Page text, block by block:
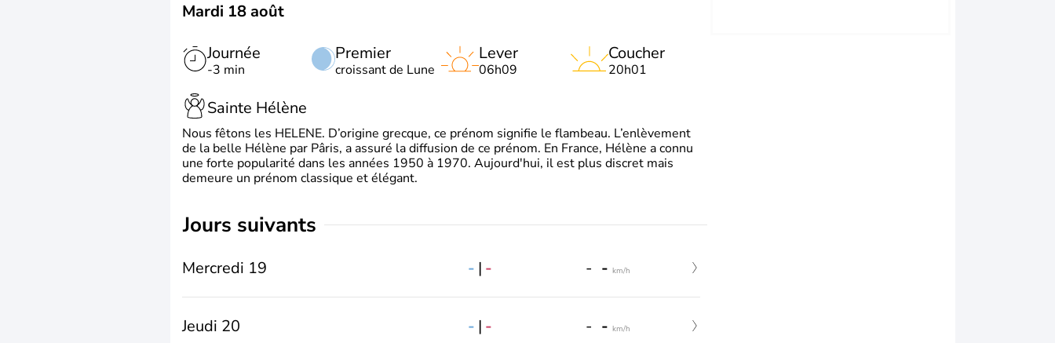
Mardi 18 août
Journée
-3 min
Premier
croissant de Lune
Lever
06h09
Coucher
20h01
Sainte Hélène
Nous fêtons les HELENE. D’origine grecque, ce prénom signifie le flambeau. L’enlèvement
de la belle Hélène par Pâris, a assuré la diffusion de ce prénom. En France, Hélène a connu
une forte popularité dans les années 1950 à 1970. Aujourd'hui, il est plus discret mais
demeure un prénom classique et élégant.
jours suivants
Mercredi 19 - | - - - km/h
Jeudi 20 - | - - - km/h